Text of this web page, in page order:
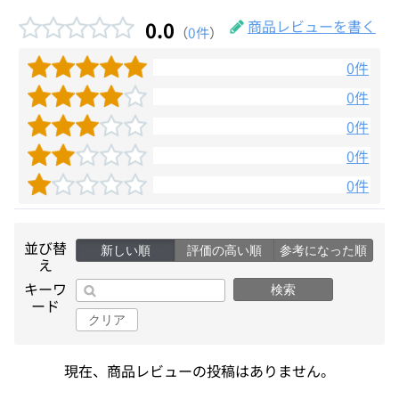
0.0 （0件）
商品レビューを書く
0件
0件
0件
0件
0件
並び替
え
新しい順 評価の高い順 参考になった順
キーワ
ード
検索
クリア
現在、商品レビューの投稿はありません。